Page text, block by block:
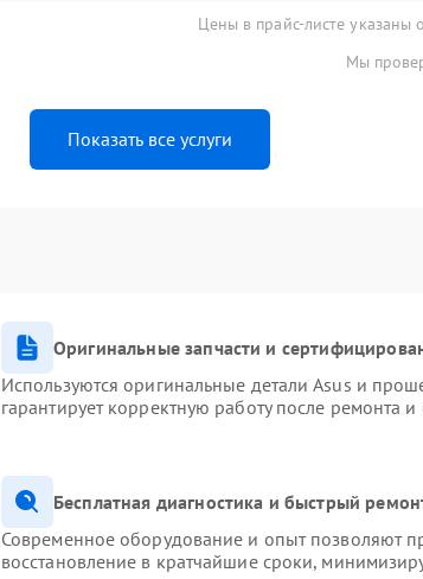
Цены в прайс-листе указаны
Мы
Показать все услуги
Оригинальные запчасти и
Используются оригинальные детали Asus и
гарантирует корректную работу после ремонта
Бесплатная диагностика и быстрый
Современное оборудование и опыт позволяют
восстановление в кратчайшие сроки,